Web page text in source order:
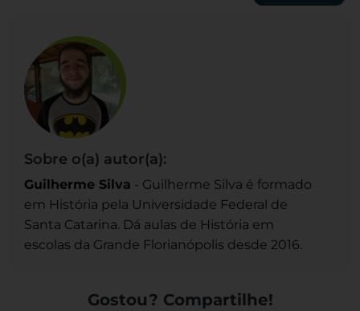
Sobre o(a) autor(a):
Guilherme Silva - Guilherme Silva é formado
em História pela Universidade Federal de
Santa Catarina. Dá aulas de História em
escolas da Grande Florianópolis desde 2016.
Gostou? Compartilhe!